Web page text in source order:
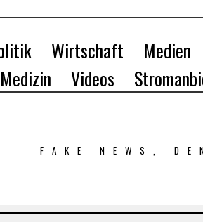
Wirtschaft Medien
Videos
FAKE NEWS,